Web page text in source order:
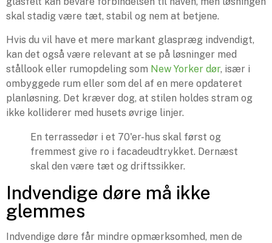
skal stadig være tæt, stabil og nem at betjene.
Hvis du vil have et mere markant glaspræg indvendigt,
kan det også være relevant at se på løsninger med
stållook eller rumopdeling som New Yorker dør, især i
ombyggede rum eller som del af en mere opdateret
planløsning. Det kræver dog, at stilen holdes stram og
ikke kolliderer med husets øvrige linjer.
En terrassedør i et 70'er-hus skal først og
fremmest give ro i facadeudtrykket. Dernæst
skal den være tæt og driftssikker.
Indvendige døre må ikke
glemmes
Indvendige døre får mindre opmærksomhed, men de